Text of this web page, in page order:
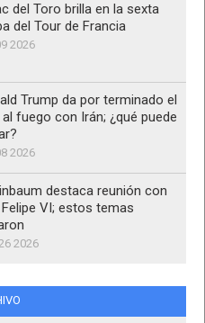
del Toro brilla en la sexta
del Tour de Francia
2026
Trump da por terminado el
fuego con Irán; ¿qué puede
2026
destaca reunión con
Felipe VI; estos temas
2026